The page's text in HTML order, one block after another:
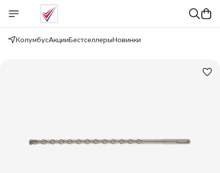
КолумбусАкцииБестселлерыНовинки